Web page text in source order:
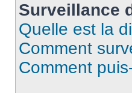
Surveillance
Quelle est la
Comment
Comment